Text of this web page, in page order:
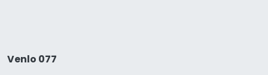
Venlo 077